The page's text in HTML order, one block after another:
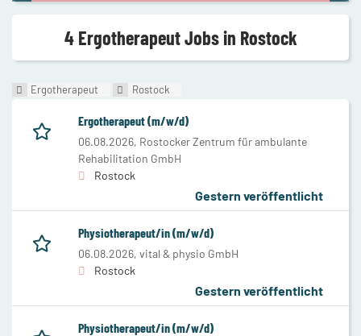
4 Ergotherapeut Jobs in Rostock
Ergotherapeut Rostock
Ergotherapeut (m/w/d)
06.08.2026, Rostocker Zentrum für ambulante
Rehabilitation GmbH
Rostock
Gestern veröffentlicht
Physiotherapeut/in (m/w/d)
06.08.2026, vital & physio GmbH
Rostock
Gestern veröffentlicht
Physiotherapeut/in (m/w/d)